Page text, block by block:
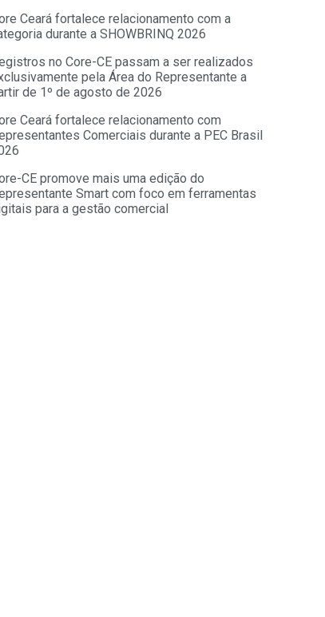
Ceará fortalece relacionamento com a
durante a SHOWBRINQ 2026
no Core-CE passam a ser realizados
pela Área do Representante a
de 1º de agosto de 2026
Ceará fortalece relacionamento com
Comerciais durante a PEC Brasil
CE promove mais uma edição do
Smart com foco em ferramentas
para a gestão comercial